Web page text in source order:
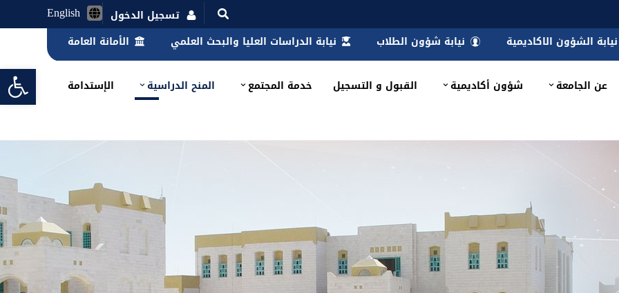
English
تسجيل الدخول
نيابة الشؤون الاكاديمية
نيابة شؤون الطلاب نيابة الدراسات العليا والبحث العلمي الأمانة العامة
عن الجامعة شؤون أكاديمية القبول و التسجيل خدمة المجتمع المنح الدراسية الإستدامة